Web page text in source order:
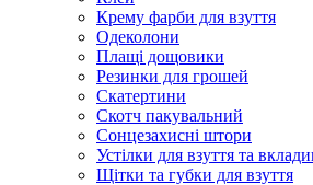
Крему фарби для взуття
Одеколони
Плащі дощовики
Резинки для грошей
Скатертини
Скотч пакувальний
Сонцезахисні штори
Устілки для взуття та
Щітки та губки для взуття